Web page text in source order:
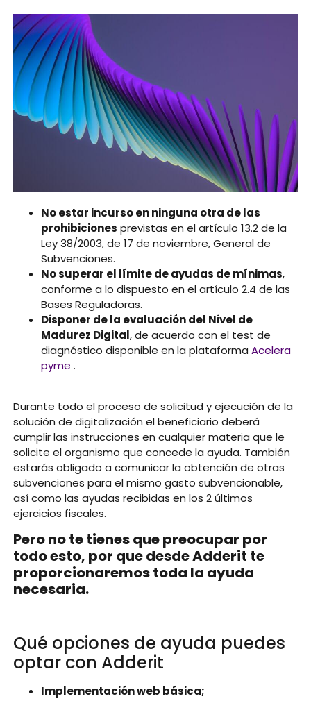
No estar incurso en ninguna otra de las
prohibiciones previstas en el artículo 13.2 de la
Ley 38/2003, de 17 de noviembre, General de
Subvenciones.
No superar el límite de ayudas de mínimas,
conforme a lo dispuesto en el artículo 2.4 de las
Bases Reguladoras.
Disponer de la evaluación del Nivel de
Madurez Digital, de acuerdo con el test de
diagnóstico disponible en la plataforma Acelera
pyme .
Durante todo el proceso de solicitud y ejecución de la
solución de digitalización el beneficiario deberá
cumplir las instrucciones en cualquier materia que le
solicite el organismo que concede la ayuda. También
estarás obligado a comunicar la obtención de otras
subvenciones para el mismo gasto subvencionable,
así como las ayudas recibidas en los 2 últimos
ejercicios fiscales.
Pero no te tienes que preocupar por
todo esto, por que desde Adderit te
proporcionaremos toda la ayuda
necesaria.
Qué opciones de ayuda puedes
optar con Adderit
Implementación web básica;